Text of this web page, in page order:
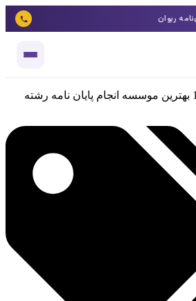
ریوان
10 بهترین موسسه انجام پایان نامه رشته